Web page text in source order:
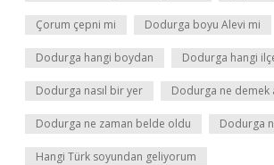
Çorum çepni mi Dodurga boyu Alevi mi
Dodurga hangi boydan Dodurga hangi
Dodurga nasıl bir yer Dodurga ne demek
Dodurga ne zaman belde oldu Dodurga
Hangi Türk soyundan geliyorum